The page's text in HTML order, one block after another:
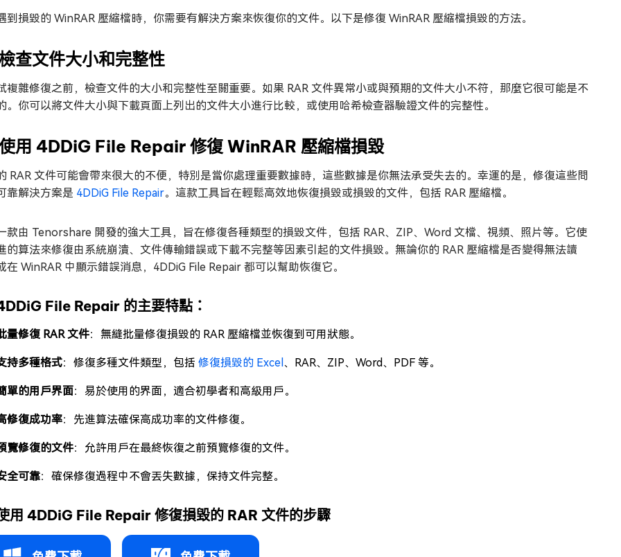
到損毀的 WinRAR 壓縮檔時，你需要有解決方案來恢復你的文件。以下是修復 WinRAR 壓縮檔損毀的方法。
查文件大小和完整性
複雜修復之前，檢查文件的大小和完整性至關重要。如果 RAR 文件異常小或與預期的文件大小不符，那麼它很可能是不
。你可以將文件大小與下載頁面上列出的文件大小進行比較，或使用哈希檢查器驗證文件的完整性。
用 4DDiG File Repair 修復 WinRAR 壓縮檔損毀
RAR 文件可能會帶來很大的不便，特別是當你處理重要數據時，這些數據是你無法承受失去的。幸運的是，修復這些問
靠解決方案是 4DDiG File Repair。這款工具旨在輕鬆高效地恢復損毀或損毀的文件，包括 RAR 壓縮檔。
款由 Tenorshare 開發的強大工具，旨在修復各種類型的損毀文件，包括 RAR、ZIP、Word 文檔、視頻、照片等。它使
的算法來修復由系統崩潰、文件傳輸錯誤或下載不完整等因素引起的文件損毀。無論你的 RAR 壓縮檔是否變得無法讀
在 WinRAR 中顯示錯誤消息，4DDiG File Repair 都可以幫助恢復它。
File Repair 的主要特點：
量修復 RAR 文件：無縫批量修復損毀的 RAR 壓縮檔並恢復到可用狀態。
持多種格式：修復多種文件類型，包括 修復損毀的 Excel 、RAR、ZIP、Word、PDF 等。
單的用戶界面：易於使用的界面，適合初學者和高級用戶。
修復成功率：先進算法確保高成功率的文件修復。
覽修復的文件：允許用戶在最終恢復之前預覽修復的文件。
全可靠：確保修復過程中不會丟失數據，保持文件完整。
用 4DDiG File Repair 修復損毀的 RAR 文件的步驟